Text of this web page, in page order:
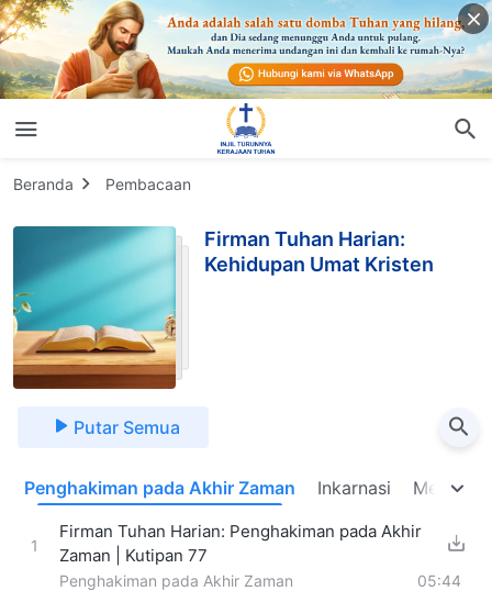
Beranda Pembacaan
Firman Tuhan Harian:
Kehidupan Umat Kristen
Putar Semua
Penghakiman pada Akhir Zaman Inkarnasi
1
Firman Tuhan Harian: Penghakiman pada Akhir
Zaman | Kutipan 77
Penghakiman pada Akhir Zaman 05:44